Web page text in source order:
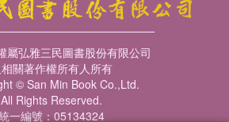
屬弘雅三民圖書股份有限公司
關著作權所有人所有
© San Min Book Co.,Ltd.
All Rights Reserved.
一編號：05134324